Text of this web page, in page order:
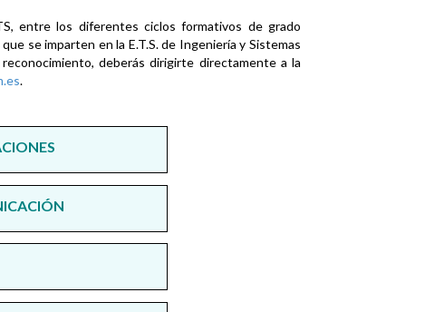
entre los diferentes ciclos formativos de grado
se imparten en la E.T.S. de Ingeniería y Sistemas
deberás dirigirte directamente a la
.